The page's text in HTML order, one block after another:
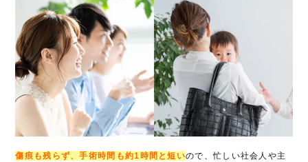
傷痕も残らず、手術時間も約1時間と短いので、忙しい社会人や主